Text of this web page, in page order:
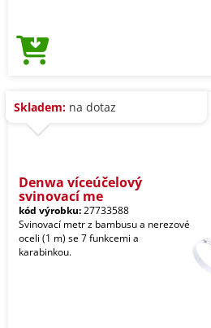
Skladem: na dotaz
Denwa víceúčelový
svinovací me
kód výrobku:27733588
Svinovací metr z bambusu a nerezové
oceli (1 m) se 7 funkcemi a
karabinkou.